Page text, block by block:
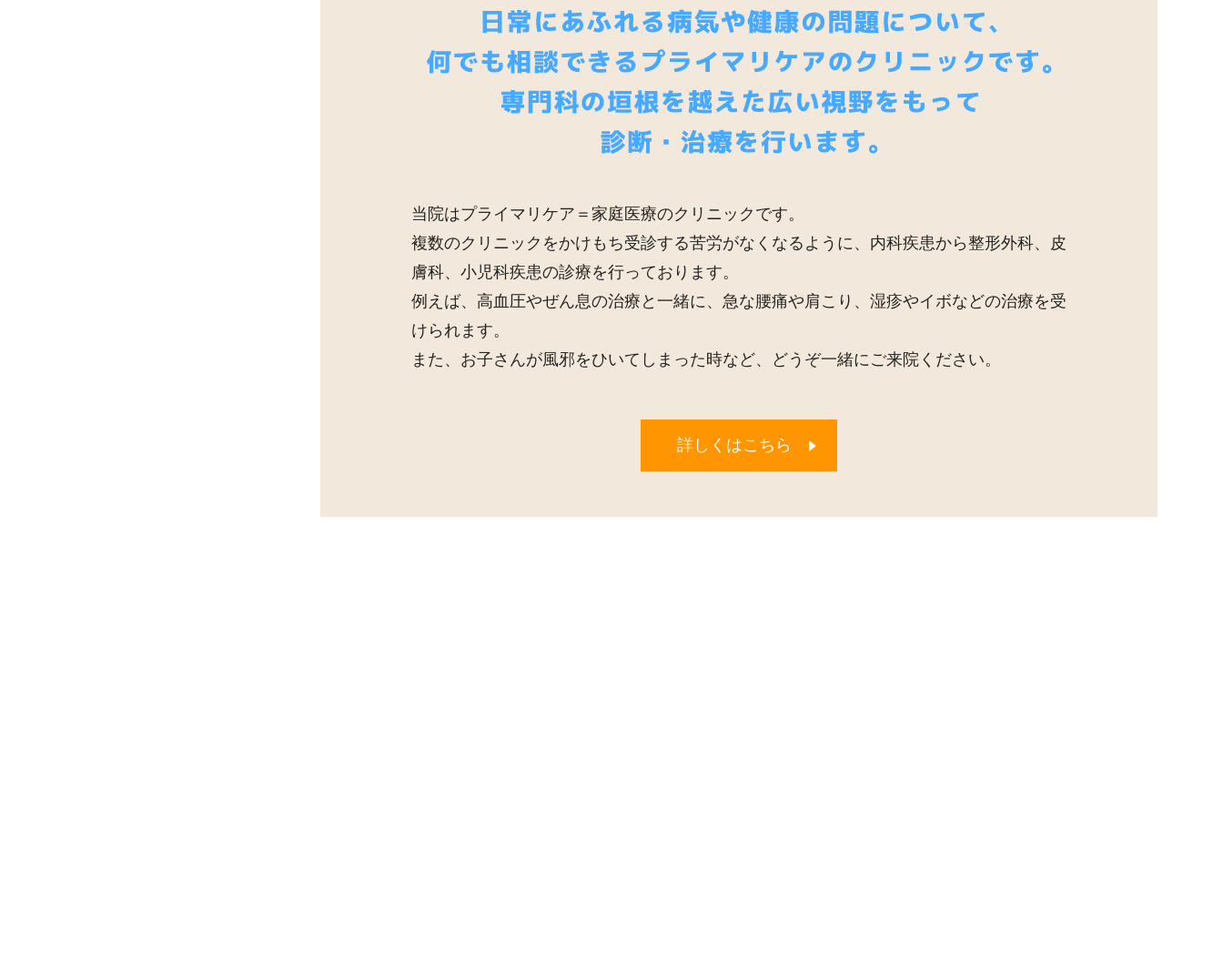
当院はプライマリケア＝家庭医療のクリニックです。
複数のクリニックをかけもち受診する苦労がなくなるように、内科疾患から整形外科、皮
膚科、小児科疾患の診療を行っております。
例えば、高血圧やぜん息の治療と一緒に、急な腰痛や肩こり、湿疹やイボなどの治療を受
けられます。
また、お子さんが風邪をひいてしまった時など、どうぞ一緒にご来院ください。
詳しくはこちら